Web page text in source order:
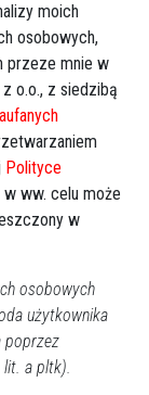
moich
osobowych,
przeze mnie w
o.o., z siedzibą
Polityce
ww. celu może
w
osobowych
użytkownika
poprzez
a pltk).